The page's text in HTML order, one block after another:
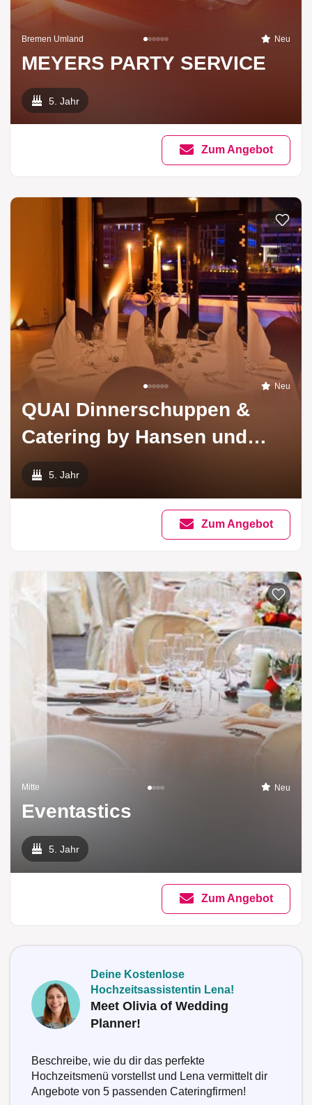
Bremen Umland Neu
MEYERS PARTY SERVICE
5. Jahr
Zum Angebot
Zur
Neu
QUAI Dinnerschuppen &
Catering by Hansen und
Riva
5. Jahr
Zum Angebot
Mitte Neu
Eventastics
5. Jahr
Zum Angebot
Deine Kostenlose
Hochzeitsassistentin Lena!
Meet Olivia of Wedding
Planner!
Beschreibe, wie du dir das perfekte
Hochzeitsmenü vorstellst und Lena vermittelt dir
Angebote von 5 passenden Cateringfirmen!